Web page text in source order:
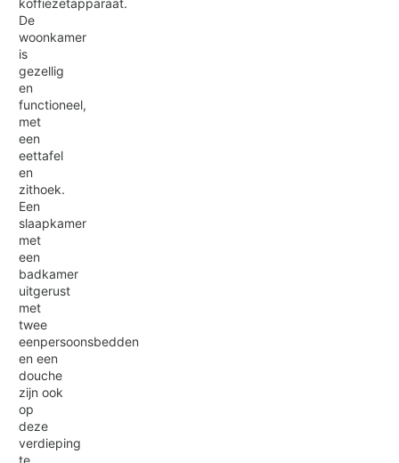
De
woonkamer
is
gezellig
en
functioneel,
met
een
eettafel
en
zithoek.
Een
slaapkamer
met
een
badkamer
uitgerust
met
twee
eenpersoonsbedden
en een
douche
zijn ook
op
deze
verdieping
te